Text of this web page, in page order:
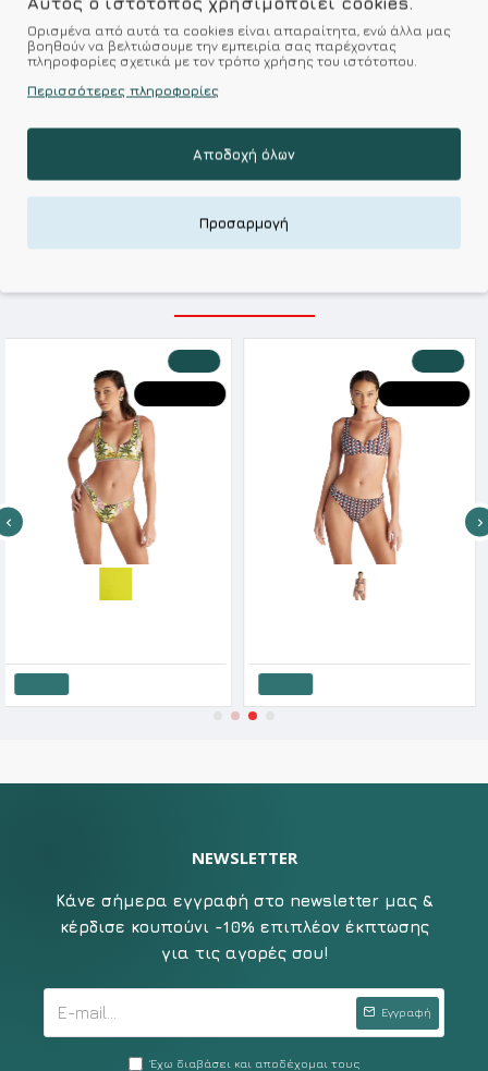
Σύμφωνα με 0 αξιολογήσεις. - Γράψτε μια κριτική
Kalimeratzis Underwear : Προϊόντα Σχεδιασμένα για
Εσάς & Υφάσματα Υψηλής Ποιότητας για
Αξεπέραστη Αντοχή
Απολαύστε Υφάσματα Φιλικά Προς το Δέρμα & Ανώτερη
Ποιότητα σε Προσιτές τιμές
ΣΧΕΤΙΚΑ ΠΡΟΪΟΝΤΑ
HOT DEALS
-20 %
HOT DEALS
-20 %
NEWSLETTER
Κάνε σήμερα εγγραφή στο newsletter μας &
κέρδισε κουπούνι -10% επιπλέον έκπτωσης
για τις αγορές σου!
Εγγραφή
Έχω διαβάσει και αποδέχομαι τους
Ορισμένα από αυτά τα cookies είναι απαραίτητα, ενώ άλλα μας
βοηθούν να βελτιώσουμε την εμπειρία σας παρέχοντας
πληροφορίες σχετικά με τον τρόπο χρήσης του ιστότοπου.
Περισσότερες πληροφορίες
Αποδοχή όλων
Προσαρμογή